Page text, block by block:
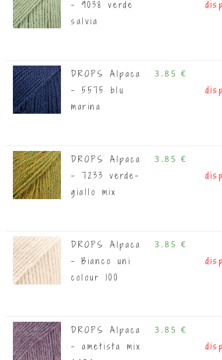
- 9038 verde
salvia
DROPS Alpaca
- 5575 blu
marina
3.85 €
DROPS Alpaca
- 7233 verde-
giallo mix
3.85 €
DROPS Alpaca
- Bianco uni
colour 100
3.85 €
DROPS Alpaca
- ametista mix
3.85 €